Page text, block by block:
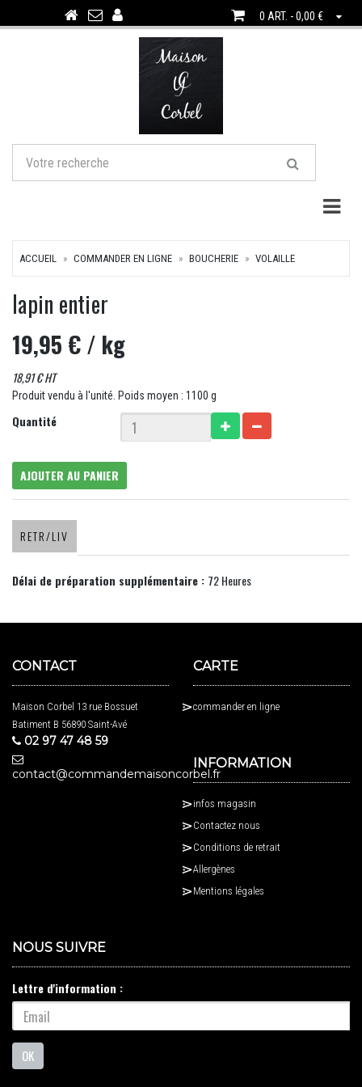
0 ART. - 0,00 €
ACCUEIL COMMANDER EN LIGNE BOUCHERIE VOLAILLE
lapin entier
19,95 €/ kg
18,91 € HT
Produit vendu à l'unité. Poids moyen : 1100 g
Quantité
AJOUTER AU PANIER
RETR/LIV
Délai de préparation supplémentaire : 72 Heures
CONTACT
Maison Corbel 13 rue Bossuet
Batiment B 56890 Saint-Avé
02 97 47 48 59
contact@commandemaisoncorbel.fr
CARTE
commander en ligne
INFORMATION
infos magasin
Contactez nous
Conditions de retrait
Allergènes
Mentions légales
NOUS SUIVRE
Lettre d'information :
OK